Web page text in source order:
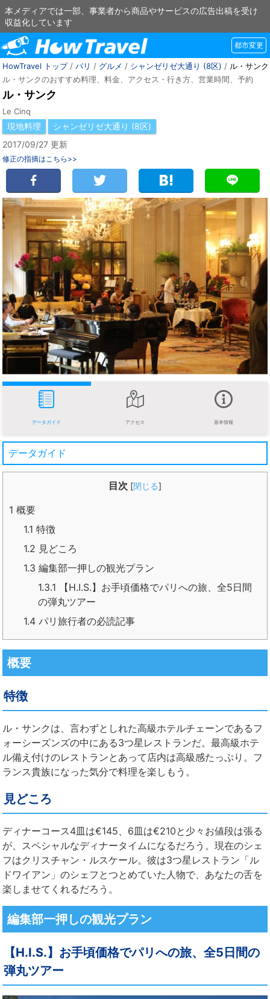
本メディアでは一部、事業者から商品やサービスの広告出稿を受け
収益化しています
都市変更
HowTravel トップ/ パリ / グルメ / シャンゼリゼ大通り (8区) / ル・サンク
ル・サンクのおすすめ料理、料金、アクセス・行き方、営業時間、予約
ル・サンク
Le Cinq
現地料理
シャンゼリゼ大通り (8区)
2017/09/27 更新
修正の指摘はこちら>>
データガイド アクセス 基本情報
データガイド
目次 [閉じる]
1 概要
1.1 特徴
1.2 見どころ
1.3 編集部一押しの観光プラン
1.3.1 【H.I.S.】お手頃価格でパリへの旅、全5日間
の弾丸ツアー
1.4 パリ旅行者の必読記事
概要
特徴
ル・サンクは、言わずとしれた高級ホテルチェーンであるフ
ォーシーズンズの中にある3つ星レストランだ。最高級ホテ
ル備え付けのレストランとあって店内は高級感たっぷり。フ
ランス貴族になった気分で料理を楽しもう。
見どころ
ディナーコース4皿は€145、6皿は€210と少々お値段は張る
が、スペシャルなディナータイムになるだろう。現在のシェ
フはクリスチャン・ルスケール。彼は3つ星レストラン「ル
ドワイアン」のシェフとつとめていた人物で、あなたの舌を
楽しませてくれるだろう。
編集部一押しの観光プラン
【H.I.S.】お手頃価格でパリへの旅、全5日間の
弾丸ツアー